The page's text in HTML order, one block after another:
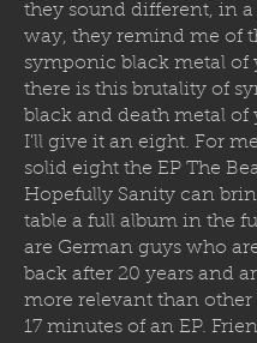
they sound different, in
way, they remind me of
symponic black metal of
there is this brutality of
black and death metal of
I'll give it an eight. For
solid eight the EP The
Hopefully Sanity can
table a full album in the
are German guys who
back after 20 years and
more relevant than
17 minutes of an EP.